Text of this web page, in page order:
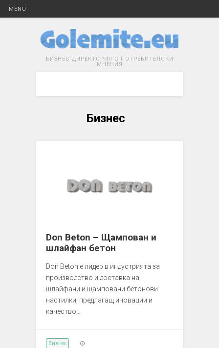
MENU
БИЗНЕС ДИРЕКТОРИЯ С ПОТРЕБИТЕЛСКИ
МНЕНИЯ
Бизнес
Don Beton – Щампован и
шлайфан бетон
Don Beton е лидер в индустрията за
производство и доставка на
шлайфани и щамповани бетонови
настилки, предлагащ иновации и
качество…
Бизнес